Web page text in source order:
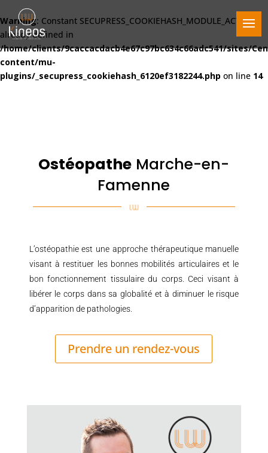
Warning: Constant SECUPRESS_COOKIEHASH_MODULE_ACTIVE
already defined in
/home/clients/9caccacdacb4e67c97bc634c66adc541/sites/
content/mu-
plugins/_secupress_cookiehash_6120ef3182244.php on line 14
Ostéopathe Marche-en-
Famenne
L’ostéopathie est une approche thérapeutique manuelle
visant à restituer les bonnes mobilités articulaires et le
bon fonctionnement tissulaire du corps. Ceci visant à
libérer le corps dans sa globalité et à diminuer le risque
d’apparition de pathologies.
Prendre un rendez-vous